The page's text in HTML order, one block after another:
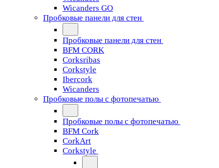
Wicanders GO
Пробковые панели для стен
Пробковые панели для стен
BFM CORK
Corksribas
Corkstyle
Ibercork
Wicanders
Пробковые полы с фотопечатью
Пробковые полы с фотопечатью
BFM Cork
CorkArt
Corkstyle